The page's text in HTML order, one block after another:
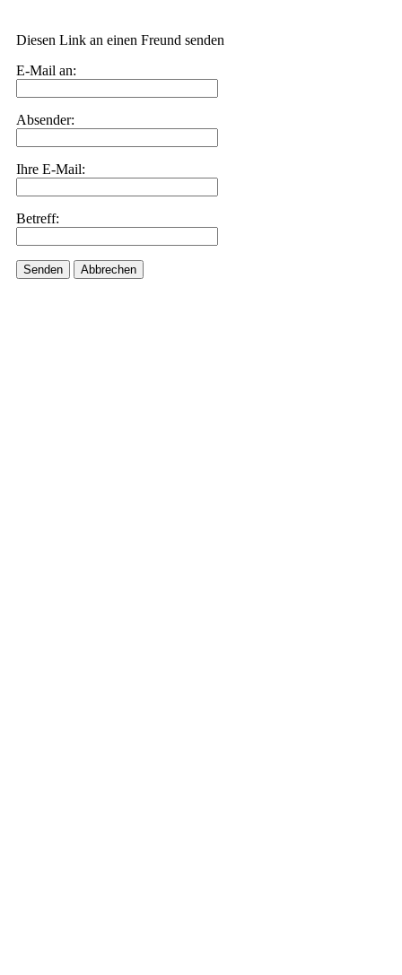
Diesen Link an einen Freund senden
E-Mail an:
Absender:
Ihre E-Mail:
Betreff:
Senden Abbrechen